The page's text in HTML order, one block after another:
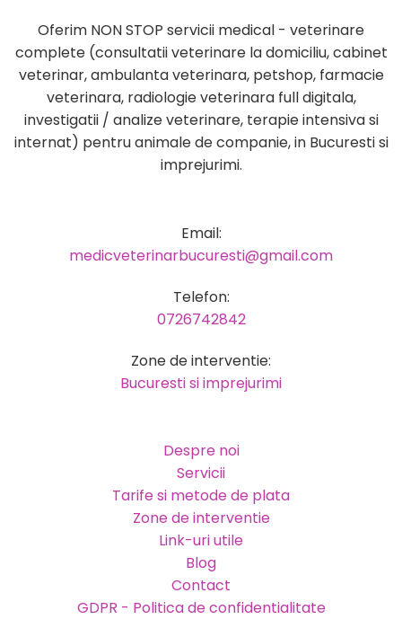
Oferim NON STOP servicii medical - veterinare
complete (consultatii veterinare la domiciliu, cabinet
veterinar, ambulanta veterinara, petshop, farmacie
veterinara, radiologie veterinara full digitala,
investigatii / analize veterinare, terapie intensiva si
internat) pentru animale de companie, in Bucuresti si
imprejurimi.
Email:
medicveterinarbucuresti@gmail.com
Telefon:
0726742842
Zone de interventie:
Bucuresti si imprejurimi
Despre noi
Servicii
Tarife si metode de plata
Zone de interventie
Link-uri utile
Blog
Contact
GDPR - Politica de confidentialitate